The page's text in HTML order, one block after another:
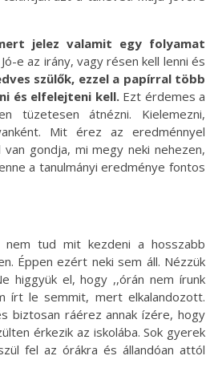
jelez valamit egy folyamat
e az irány, vagy résen kell lenni és
szülők, ezzel a papírral több
és elfelejteni kell.Ezt érdemes a
tüzetesen átnézni. Kielemezni,
Mit érez az eredménnyel
gondja, mi megy neki nehezen,
a tanulmányi eredménye fontos
tud mit kezdeni a hosszabb
Éppen ezért neki sem áll. Nézzük
higgyük el, hogy ,,órán nem írunk
írt le semmit, mert elkalandozott.
biztosan ráérez annak ízére, hogy
érkezik az iskolába. Sok gyerek
fel az órákra és állandóan attól